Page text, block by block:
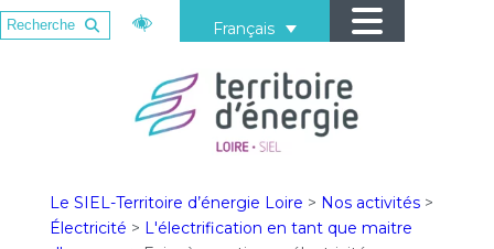
Français
Le SIEL-Territoire d’énergie Loire > Nos activités>
Électricité > L'électrification en tant que maitre